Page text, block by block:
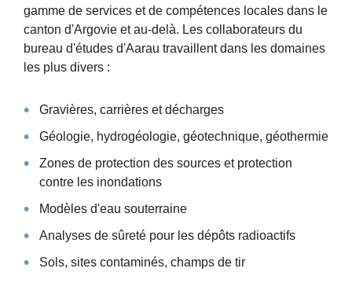
gamme de services et de compétences locales dans le
canton d'Argovie et au-delà. Les collaborateurs du
bureau d'études d'Aarau travaillent dans les domaines
les plus divers :
Gravières, carrières et décharges
Géologie, hydrogéologie, géotechnique, géothermie
Zones de protection des sources et protection
contre les inondations
Modèles d'eau souterraine
Analyses de sûreté pour les dépôts radioactifs
Sols, sites contaminés, champs de tir